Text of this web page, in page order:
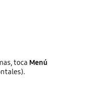
toca Menú